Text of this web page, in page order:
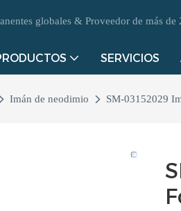
globales & Proveedor de más de
SERVICIOS
Imán de neodimio SM-03152029